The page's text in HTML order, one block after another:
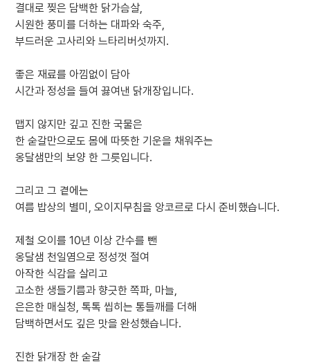
결대로 찢은 담백한 닭가슴살,
시원한 풍미를 더하는 대파와 숙주,
부드러운 고사리와 느타리버섯까지.
좋은 재료를 아낌없이 담아
시간과 정성을 들여 끓여낸 닭개장입니다.
맵지 않지만 깊고 진한 국물은
한 숟갈만으로도 몸에 따뜻한 기운을 채워주는
옹달샘만의 보양 한 그릇입니다.
그리고 그 곁에는
여름 밥상의 별미, 오이지무침을 앙코르로 다시 준비했습니다.
제철 오이를 10년 이상 간수를 뺀
옹달샘 천일염으로 정성껏 절여
아작한 식감을 살리고
고소한 생들기름과 향긋한 쪽파, 마늘,
은은한 매실청, 톡톡 씹히는 통들깨를 더해
담백하면서도 깊은 맛을 완성했습니다.
진한 닭개장 한 숟갈